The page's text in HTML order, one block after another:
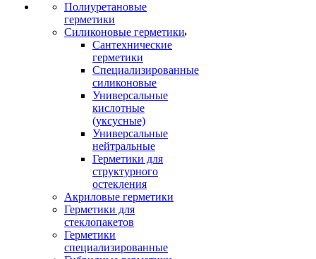
Полиуретановые
герметики
Силиконовые герметики
Сантехнические
герметики
Специализированные
силиконовые
Универсальные
кислотные
(уксусные)
Универсальные
нейтральные
Герметики для
структурного
остекления
Акриловые герметики
Герметики для
стеклопакетов
Герметики
специализированные